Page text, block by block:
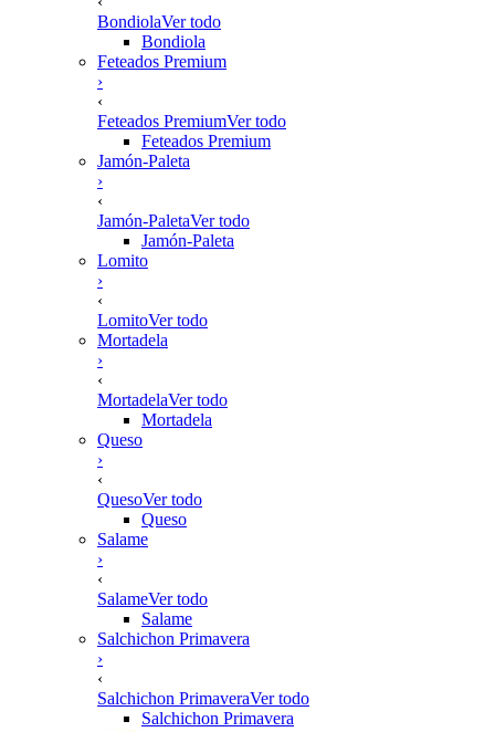
BondiolaVer todo
Bondiola
Feteados Premium
›
‹
Feteados PremiumVer todo
Feteados Premium
Jamón-Paleta
›
‹
Jamón-PaletaVer todo
Jamón-Paleta
Lomito
›
‹
LomitoVer todo
Mortadela
›
‹
MortadelaVer todo
Mortadela
Queso
›
‹
QuesoVer todo
Queso
Salame
›
‹
SalameVer todo
Salame
Salchichon Primavera
›
‹
Salchichon PrimaveraVer todo
Salchichon Primavera